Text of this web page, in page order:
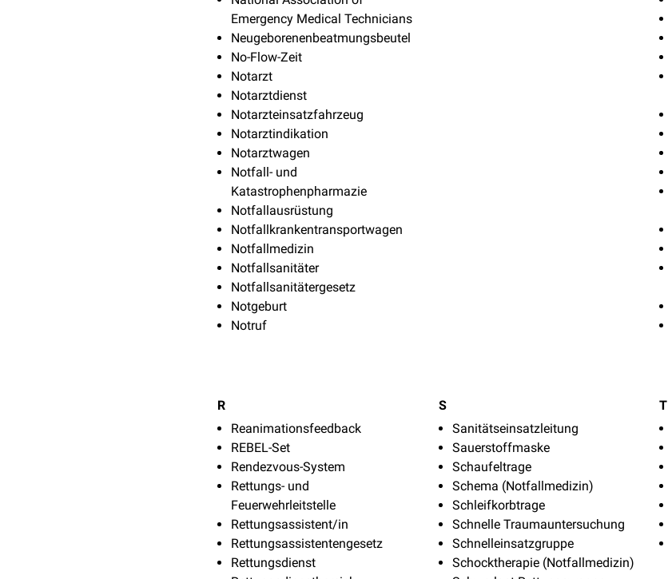
Emergency Medical Technicians
Neugeborenenbeatmungsbeutel
No-Flow-Zeit
Notarzt
Notarztdienst
Notarzteinsatzfahrzeug
Notarztindikation
Notarztwagen
Notfall- und
Katastrophenpharmazie
Notfallausrüstung
Notfallkrankentransportwagen
Notfallmedizin
Notfallsanitäter
Notfallsanitätergesetz
Notgeburt
Notruf
R
Reanimationsfeedback
REBEL-Set
Rendezvous-System
Rettungs- und
Feuerwehrleitstelle
Rettungsassistent/in
Rettungsassistentengesetz
Rettungsdienst
S
Sanitätseinsatzleitung
Sauerstoffmaske
Schaufeltrage
Schema (Notfallmedizin)
Schleifkorbtrage
Schnelle Traumauntersuchung
Schnelleinsatzgruppe
Schocktherapie (Notfallmedizin)
T